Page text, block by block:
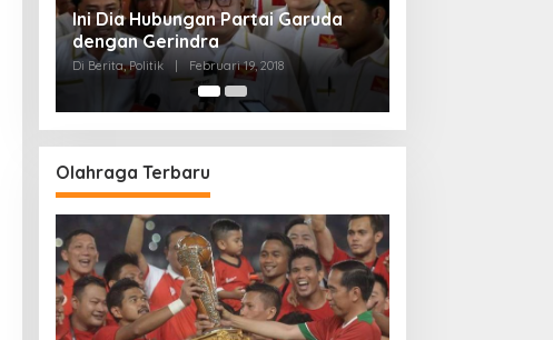
Strategi PPP Menangkan Duet
Ganjar dan Gus Yasin
Di Berita, Politik Februari 19, 2018
Olahraga Terbaru